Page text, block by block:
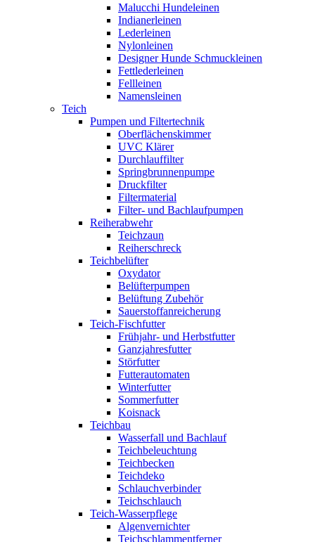
Malucchi Hundeleinen
Indianerleinen
Lederleinen
Nylonleinen
Designer Hunde Schmuckleinen
Fettlederleinen
Fellleinen
Namensleinen
Teich
Pumpen und Filtertechnik
Oberflächenskimmer
UVC Klärer
Durchlauffilter
Springbrunnenpumpe
Druckfilter
Filtermaterial
Filter- und Bachlaufpumpen
Reiherabwehr
Teichzaun
Reiherschreck
Teichbelüfter
Oxydator
Belüfterpumpen
Belüftung Zubehör
Sauerstoffanreicherung
Teich-Fischfutter
Frühjahr- und Herbstfutter
Ganzjahresfutter
Störfutter
Futterautomaten
Winterfutter
Sommerfutter
Koisnack
Teichbau
Wasserfall und Bachlauf
Teichbeleuchtung
Teichbecken
Teichdeko
Schlauchverbinder
Teichschlauch
Teich-Wasserpflege
Algenvernichter
Teichschlammentferner